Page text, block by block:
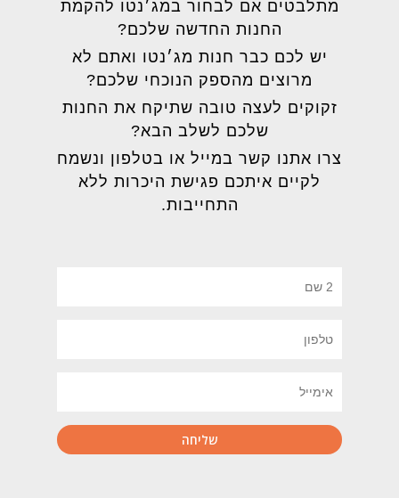
מתלבטים אם לבחור במג׳נטו להקמת
החנות החדשה שלכם?
יש לכם כבר חנות מג׳נטו ואתם לא
מרוצים מהספק הנוכחי שלכם?
זקוקים לעצה טובה שתיקח את החנות
שלכם לשלב הבא?
צרו אתנו קשר במייל או בטלפון ונשמח
לקיים איתכם פגישת היכרות ללא
התחייבות.